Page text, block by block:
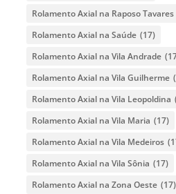
Rolamento Axial na Raposo Tavares
Rolamento Axial na Saúde (17)
Rolamento Axial na Vila Andrade
Rolamento Axial na Vila Guilherme
Rolamento Axial na Vila Leopoldina
Rolamento Axial na Vila Maria (17)
Rolamento Axial na Vila Medeiros
Rolamento Axial na Vila Sônia (17)
Rolamento Axial na Zona Oeste (17)